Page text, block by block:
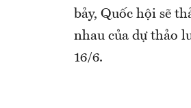
bảy, Quốc hội sẽ
nhau của dự thảo
16/6.